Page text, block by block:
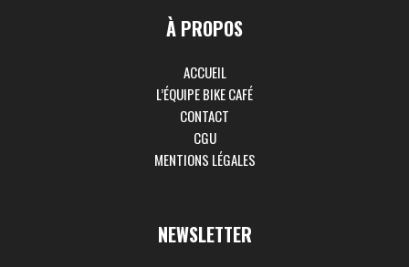
À PROPOS
ACCUEIL
L’ÉQUIPE BIKE CAFÉ
CONTACT
CGU
MENTIONS LÉGALES
NEWSLETTER